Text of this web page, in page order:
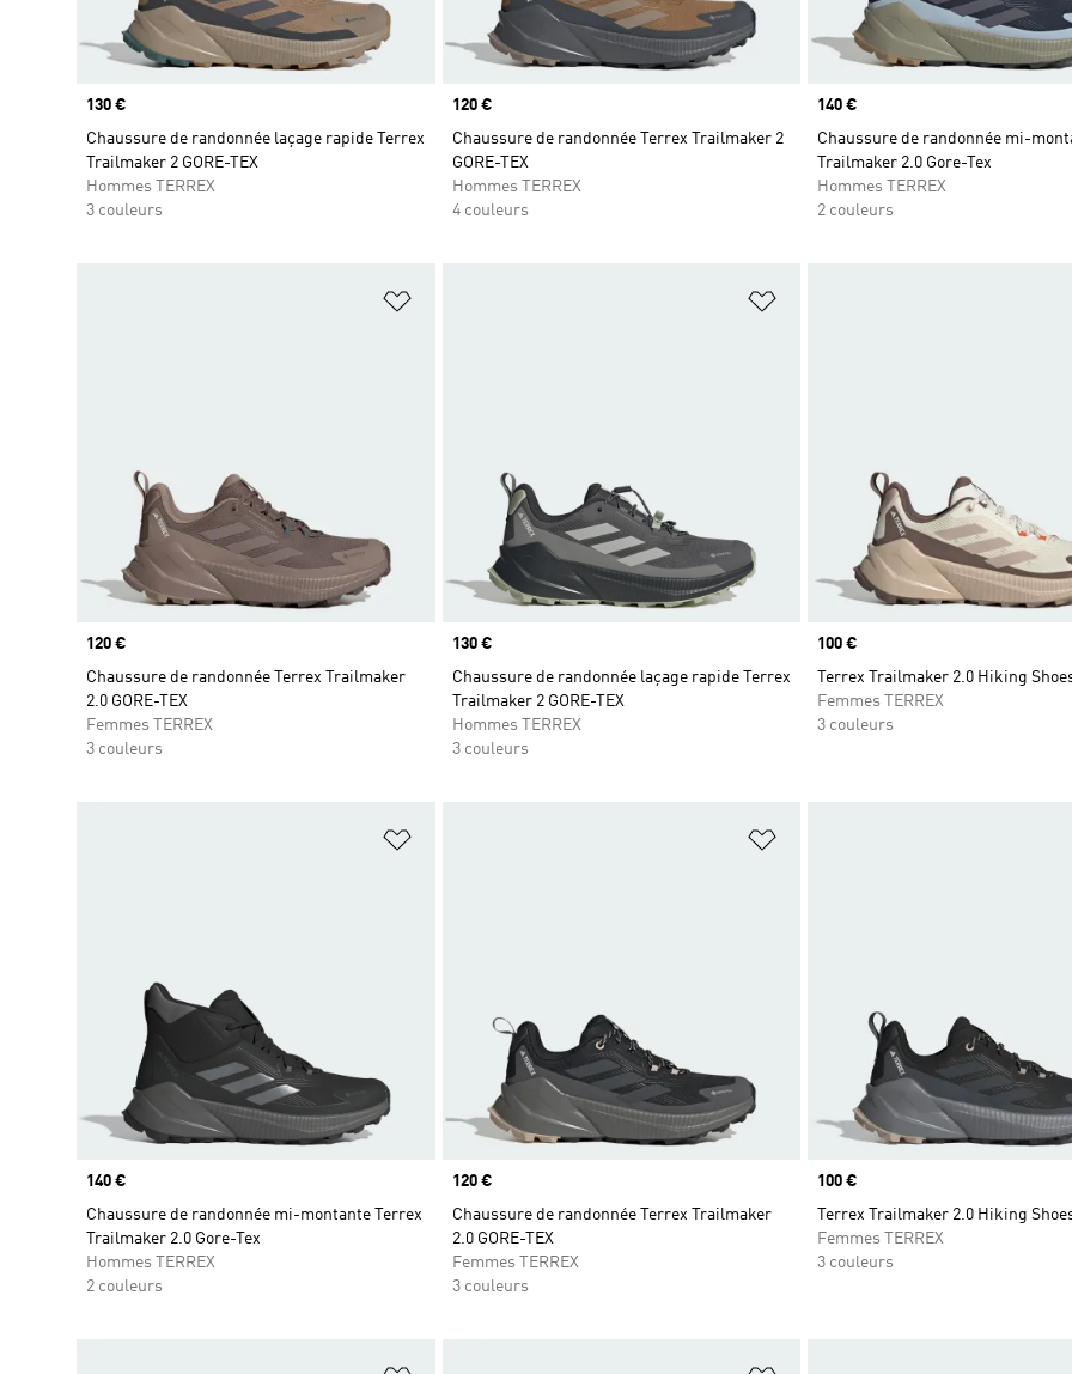
Prix
130 €
Chaussure de randonnée laçage rapide Terrex
Trailmaker 2 GORE-TEX
Hommes TERREX
3 couleurs
Prix
120 €
Chaussure de randonnée Terrex Trailmaker 2
GORE-TEX
Hommes TERREX
4 couleurs
Prix
140 €
Chaussure de randonnée mi-
Trailmaker 2.0 Gore-Tex
Hommes TERREX
2 couleurs
Prix
120 €
Chaussure de randonnée Terrex Trailmaker
2.0 GORE-TEX
Femmes TERREX
3 couleurs
Prix
130 €
Chaussure de randonnée laçage rapide Terrex
Trailmaker 2 GORE-TEX
Hommes TERREX
3 couleurs
Prix
100 €
Terrex Trailmaker 2.0 Hiking
Femmes TERREX
3 couleurs
Prix
140 €
Chaussure de randonnée mi-montante Terrex
Trailmaker 2.0 Gore-Tex
Hommes TERREX
2 couleurs
Prix
120 €
Chaussure de randonnée Terrex Trailmaker
2.0 GORE-TEX
Femmes TERREX
3 couleurs
Prix
100 €
Terrex Trailmaker 2.0 Hiking
Femmes TERREX
3 couleurs